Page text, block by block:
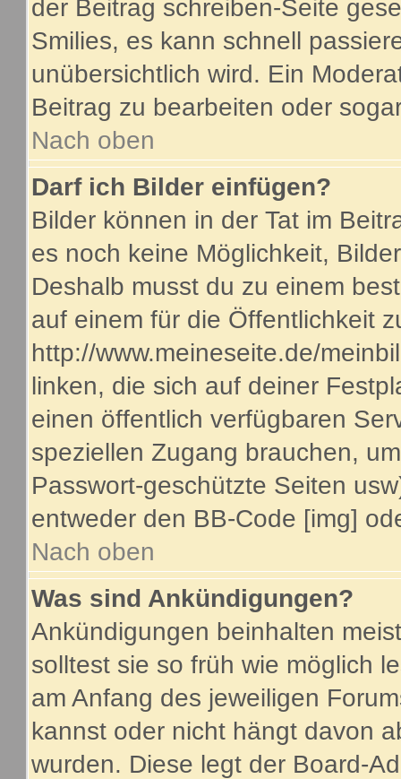
der Beitrag schreiben-Seite
Smilies, es kann schnell
unübersichtlich wird. Ein
Beitrag zu bearbeiten oder
Nach oben
Darf ich Bilder einfügen?
Bilder können in der Tat im
es noch keine Möglichkeit,
Deshalb musst du zu einem
auf einem für die Öffentlichkeit
http://www.meineseite.de/
linken, die sich auf deiner
einen öffentlich verfügbaren
speziellen Zugang brauchen,
Passwort-geschützte Seiten
entweder den BB-Code [img]
Nach oben
Was sind Ankündigungen?
Ankündigungen beinhalten
solltest sie so früh wie möglich
am Anfang des jeweiligen
kannst oder nicht hängt davon
wurden. Diese legt der Board-